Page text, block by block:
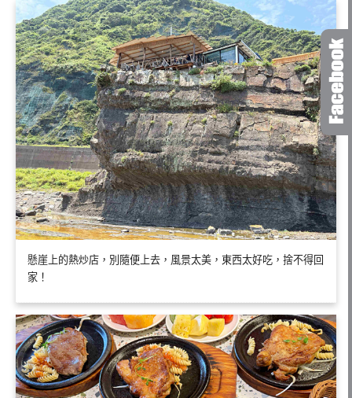
懸崖上的熱炒店，別隨便上去，風景太美，東西太好吃，捨不得回
家！